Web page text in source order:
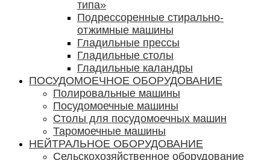
типа»
Подрессоренные стирально-
отжимные машины
Гладильные прессы
Гладильные столы
Гладильные каландры
ПОСУДОМОЕЧНОЕ ОБОРУДОВАНИЕ
Полировальные машины
Посудомоечные машины
Столы для посудомоечных машин
Таромоечные машины
НЕЙТРАЛЬНОЕ ОБОРУДОВАНИЕ
Сельскохозяйственное оборудование